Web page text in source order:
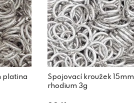
platina
Spojovací kroužek 15mm
rhodium 3g